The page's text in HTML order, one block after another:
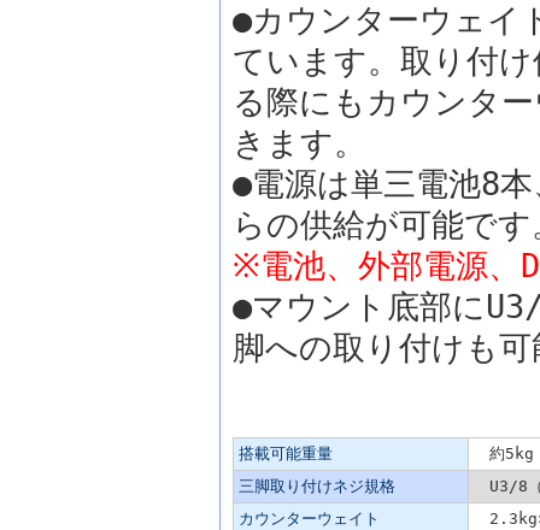
●カウンターウェイ
ています。取り付
る際にもカウンタ
きます。
●電源は単三電池8
らの供給が可能です
※電池、外部電源、
●マウント底部に
脚への取り付けも
搭載可能重量
約5kg
三脚取り付けネジ規格
U3/8（
カウンターウェイト